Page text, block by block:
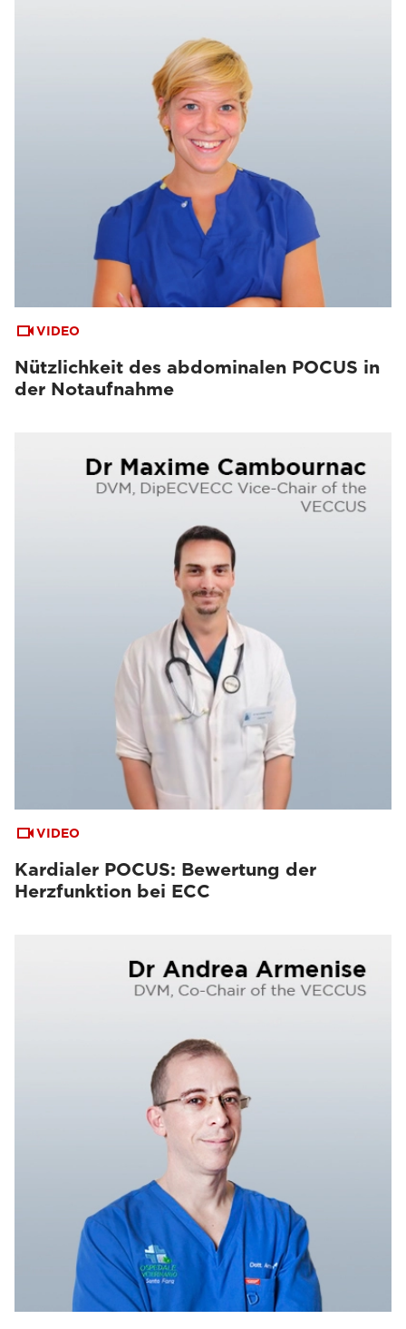
VIDEO
Nützlichkeit des abdominalen POCUS in
der Notaufnahme
VIDEO
Kardialer POCUS: Bewertung der
Herzfunktion bei ECC